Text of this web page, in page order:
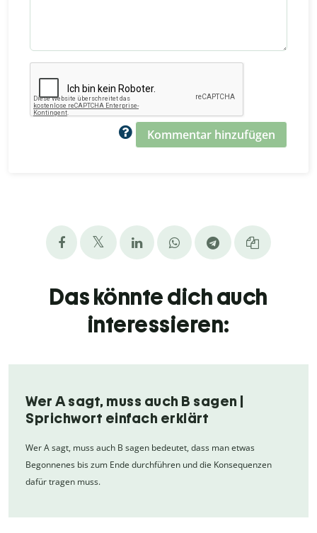
Kommentar hinzufügen
Das könnte dich auch
interessieren:
Wer A sagt, muss auch B sagen |
Sprichwort einfach erklärt
Wer A sagt, muss auch B sagen bedeutet, dass man etwas
Begonnenes bis zum Ende durchführen und die Konsequenzen
dafür tragen muss.